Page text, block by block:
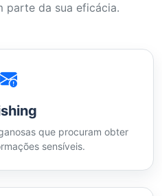
parte da sua eficácia.
que procuram obter
sensíveis.